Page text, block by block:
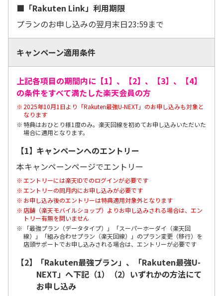
■「Rakuten Link」利用期限
プランのお申し込みの翌月末日23:59まで
キャンペーン適用条件
上記各項目の期間内に【1】、【2】、【3】、【4】
の条件をすべて満たした楽天会員の方
2025年10月1日より「Rakuten最強U-NEXT」のお申し込みも対象と
なります
特典はおひとり様1度のみ。楽天回線を初めてお申し込みいただいた
場合に適用となります。
【1】 キャンペーンへのエントリー
本キャンペーンページでエントリー
エントリーには楽天IDでのログインが必要です
エントリーの同月内にお申し込みが必要です
お申し込み後のエントリーは特典適用対象外となります
店舗（楽天モバイルショップ）よりお申し込みされる場合は、エン
トリー有無を問いません
「最強プラン（データタイプ）」「スーパーホーダイ（楽天回
線）」「組み合わせプラン（楽天回線）」のプラン変更（移行）を
店頭サポートでお申し込みされる場合は、エントリーが必要です
【2】
「Rakuten最強プラン」、「Rakuten最強U-
NEXT」へ下記（1）（2）いずれかの方法にて
お申し込み